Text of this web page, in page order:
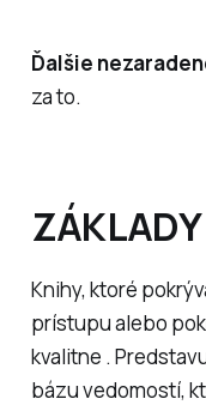
Ďalšie
za to.
ZÁKLADY
Knihy, ktoré
prístupu alebo
kvalitne .
bázu vedomostí,